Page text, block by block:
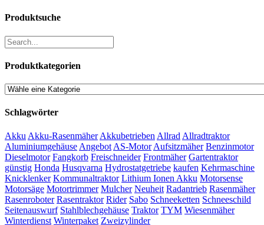
Produktsuche
Produktkategorien
Schlagwörter
Akku Akku-Rasenmäher Akkubetrieben Allrad Allradtraktor
Aluminiumgehäuse Angebot AS-Motor Aufsitzmäher Benzinmotor
Dieselmotor Fangkorb Freischneider Frontmäher Gartentraktor
günstig Honda Husqvarna Hydrostatgetriebe kaufen Kehrmaschine
Knicklenker Kommunaltraktor Lithium Ionen Akku Motorsense
Motorsäge Motortrimmer Mulcher Neuheit Radantrieb Rasenmäher
Rasenroboter Rasentraktor Rider Sabo Schneeketten Schneeschild
Seitenauswurf Stahlblechgehäuse Traktor TYM Wiesenmäher
Winterdienst Winterpaket Zweizylinder